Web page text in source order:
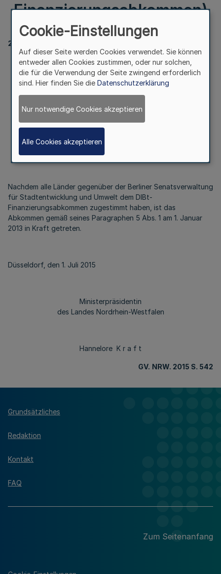
Finanzierungsabkommen)
232
Bekanntmachung
des Inkrafttretens
der Vereinbarung zur Ausführung des Artikels 11 Abs. 2
(DIBt-Finanzierungsabkommen)
Nachdem alle Länder gegenüber der Berliner Senatsverwaltung
für Stadtentwicklung und Umwelt dem DIBt-
Finanzierungsabkommen zugestimmt haben, ist das
Abkommen gemäß seines Paragraphen 5 Abs. 1 am 1. Januar
2013 in Kraft getreten.
Düsseldorf, den 1. Juli 2015
Ministerpräsidentin
des Landes Nordrhein-Westfalen
Hannelore K r a f t
GV. NRW. 2015 S. 542
Grundsätzliches
Redaktion
Kontakt
FAQ
Zum Seitenanfang
Cookie-Einstellungen
Auf dieser Seite werden Cookies verwendet. Sie können
entweder allen Cookies zustimmen, oder nur solchen,
die für die Verwendung der Seite zwingend erforderlich
sind. Hier finden Sie die Datenschutzerklärung
Nur notwendige Cookies akzeptieren
Alle Cookies akzeptieren